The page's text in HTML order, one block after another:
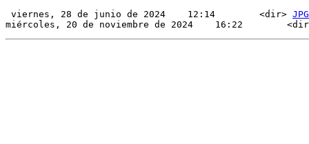
viernes, 28 de junio de 2024    12:14        <dir> JPG
miércoles, 20 de noviembre de 2024    16:22